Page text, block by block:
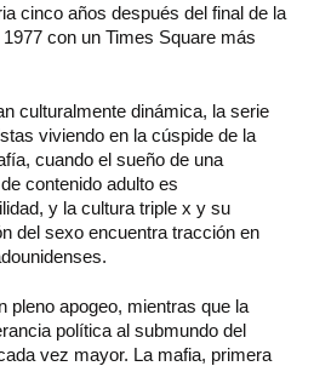
cinco años después del final de la
con un Times Square más
culturalmente dinámica, la serie
viviendo en la cúspide de la
cuando el sueño de una
contenido adulto es
y la cultura triple x y su
del sexo encuentra tracción en
pleno apogeo, mientras que la
política al submundo del
vez mayor. La mafia, primera